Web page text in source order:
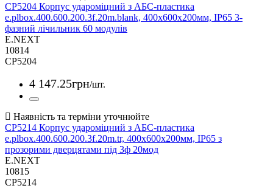
CP5204 Корпус удароміцний з АБС-пластика
e.plbox.400.600.200.3f.20m.blank, 400х600х200мм, IP65 3-
фазний лічильник 60 модулів
E.NEXT
10814
CP5204
4 147.25грн/шт.
CP5214 Корпус удароміцний з АБС-пластика
e.plbox.400.600.200.3f.20m.tr, 400х600х200мм, IP65 з
прозорими дверцятами під 3ф 20мод
E.NEXT
10815
CP5214